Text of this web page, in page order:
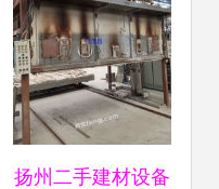
扬州二手建材设备